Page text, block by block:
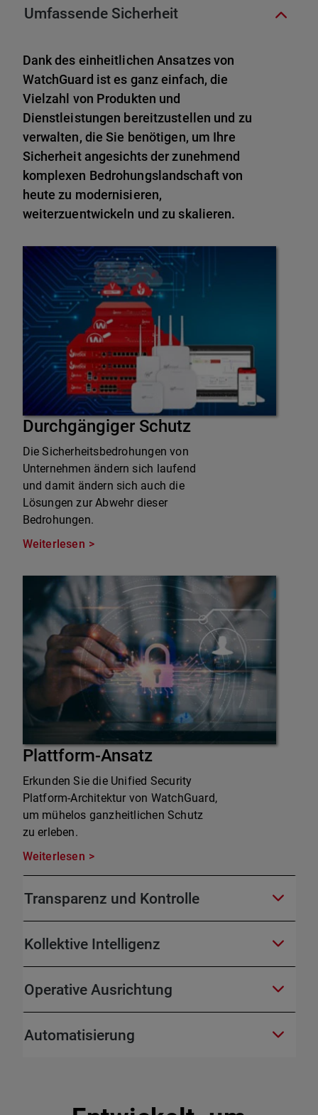
Umfassende Sicherheit
Dank des einheitlichen Ansatzes von
WatchGuard ist es ganz einfach, die
Vielzahl von Produkten und
Dienstleistungen bereitzustellen und zu
verwalten, die Sie benötigen, um Ihre
Sicherheit angesichts der zunehmend
komplexen Bedrohungslandschaft von
heute zu modernisieren,
weiterzuentwickeln und zu skalieren.
Durchgängiger Schutz
Die Sicherheitsbedrohungen von
Unternehmen ändern sich laufend
und damit ändern sich auch die
Lösungen zur Abwehr dieser
Bedrohungen.
Weiterlesen
Plattform-Ansatz
Erkunden Sie die Unified Security
Platform-Architektur von WatchGuard,
um mühelos ganzheitlichen Schutz
zu erleben.
Weiterlesen
Transparenz und Kontrolle
Kollektive Intelligenz
Operative Ausrichtung
Automatisierung